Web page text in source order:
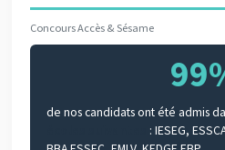
Concours Accès & Sésame
de nos candidats ont été admis
: IESEG,